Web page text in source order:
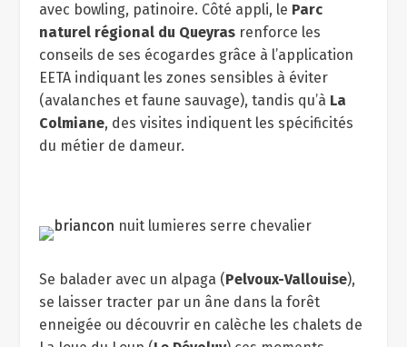
avec bowling, patinoire. Côté appli, le Parc
naturel régional du Queyrasrenforce les
conseils de ses écogardes grâce à l’application
EETA indiquant les zones sensibles à éviter
(avalanches et faune sauvage), tandis qu’à La
Colmiane, des visites indiquent les spécificités
du métier de dameur.
Se balader avec un alpaga (Pelvoux-Vallouise),
se laisser tracter par un âne dans la forêt
enneigée ou découvrir en calèche les chalets de